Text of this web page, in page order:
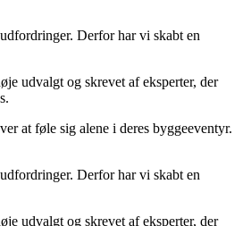
Derfor har vi skabt en
udvalgt og skrevet af eksperter, der
at føle sig alene i deres byggeeventyr.
Derfor har vi skabt en
udvalgt og skrevet af eksperter, der